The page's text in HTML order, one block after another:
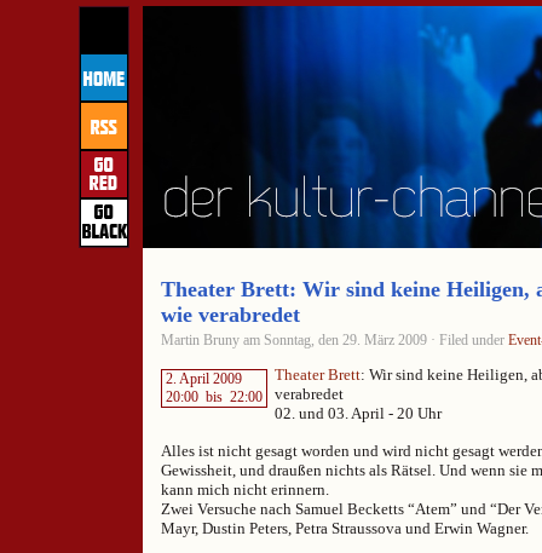
Theater Brett: Wir sind keine Heiligen,
wie verabredet
Martin Bruny am Sonntag, den 29. März 2009 · Filed under
2. April 2009
20:00 bis 22:00
Theater Brett: Wir sind keine Heiligen,
verabredet
02. und 03. April - 20 Uhr
Alles ist nicht gesagt worden und wird nicht gesagt
Gewissheit, und draußen nichts als Rätsel. Und wenn sie
kann mich nicht erinnern.
Zwei Versuche nach Samuel Becketts “Atem” und “Der
Mayr, Dustin Peters, Petra Straussova und Erwin Wagner.